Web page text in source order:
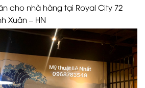
cho nhà hàng tại Royal City 72
Xuân – HN